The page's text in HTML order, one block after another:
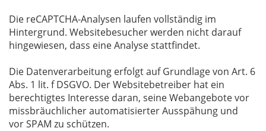
Die reCAPTCHA-Analysen laufen vollständig im
Hintergrund. Websitebesucher werden nicht darauf
hingewiesen, dass eine Analyse stattfindet.
Die Datenverarbeitung erfolgt auf Grundlage von Art. 6
Abs. 1 lit. f DSGVO. Der Websitebetreiber hat ein
berechtigtes Interesse daran, seine Webangebote vor
missbräuchlicher automatisierter Ausspähung und
vor SPAM zu schützen.